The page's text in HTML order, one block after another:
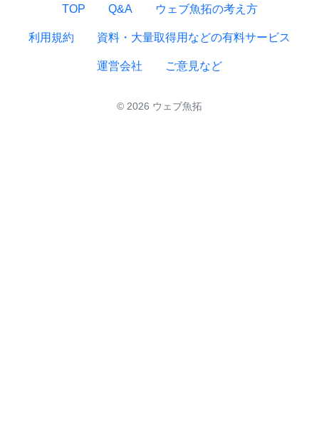
TOP Q&A ウェブ魚拓の考え方
利用規約 資料・大量取得用などの有料サービス
運営会社 ご意見など
© 2026 ウェブ魚拓